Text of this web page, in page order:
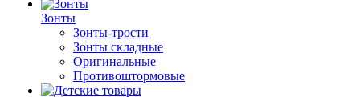
Зонты
Зонты-трости
Зонты складные
Оригинальные
Противоштормовые